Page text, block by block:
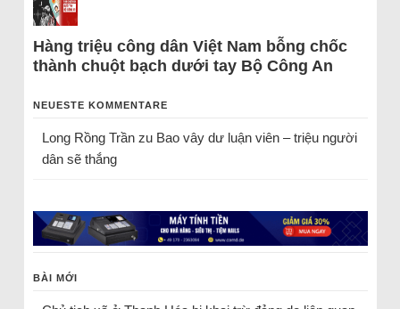
Hàng triệu công dân Việt Nam bỗng chốc
thành chuột bạch dưới tay Bộ Công An
NEUESTE KOMMENTARE
Long Rồng Trầnzu Bao vây dư luận viên – triệu người
dân sẽ thắng
BÀI MỚI